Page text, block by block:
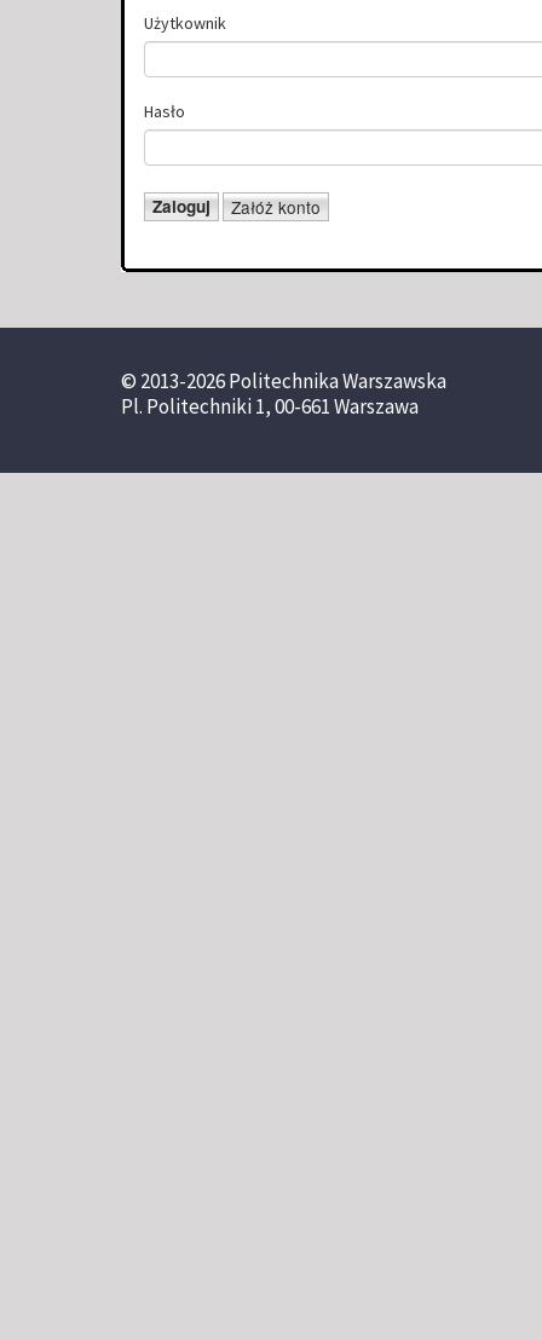
Użytkownik
Hasło
© 2013-2026 Politechnika Warszawska
Pl. Politechniki 1, 00-661 Warszawa